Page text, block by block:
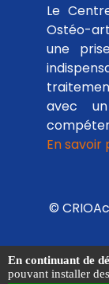
Le
Ostéo-
une
avec
En savoir
©
En continuant de
pouvant installer